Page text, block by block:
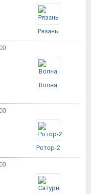
Рязань
Волна
Ротор-2